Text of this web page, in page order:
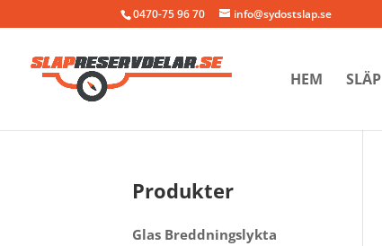
0470-75 96 70 info@sydostslap.se
HEM SLÄP
Produkter
Glas Breddningslykta